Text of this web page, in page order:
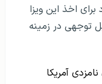
اخذ این ویزا
توجهی در زمینه
نامزدی آمریکا